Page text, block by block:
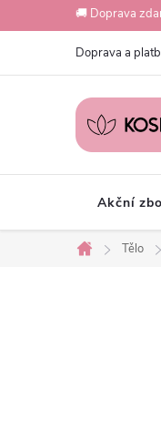
na
🚚 Doprava
Doprava a
Akční
Domů
Tělo